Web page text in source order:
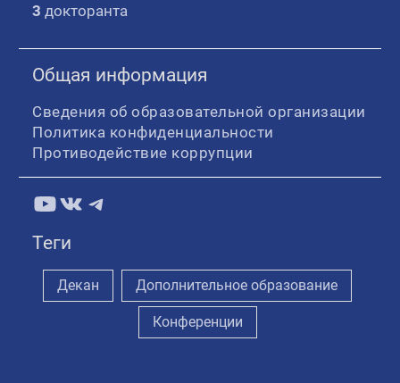
3 докторанта
Общая информация
Сведения об образовательной организации
Политика конфиденциальности
Противодействие коррупции
YouTube
ВКонтакте
Telegram
Теги
Декан Дополнительное образование
Конференции